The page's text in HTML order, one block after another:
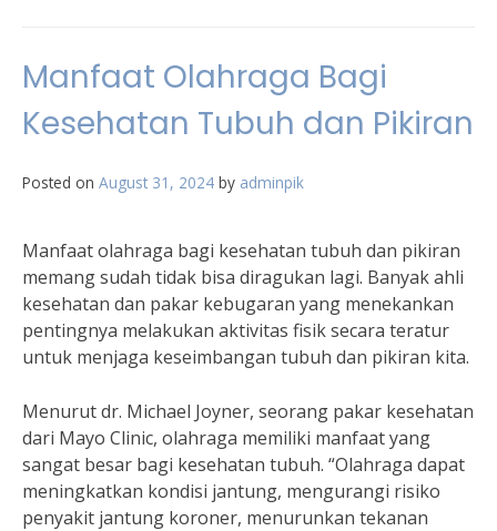
Manfaat Olahraga Bagi
Kesehatan Tubuh dan Pikiran
Posted on August 31, 2024 by adminpik
Manfaat olahraga bagi kesehatan tubuh dan pikiran
memang sudah tidak bisa diragukan lagi. Banyak ahli
kesehatan dan pakar kebugaran yang menekankan
pentingnya melakukan aktivitas fisik secara teratur
untuk menjaga keseimbangan tubuh dan pikiran kita.
Menurut dr. Michael Joyner, seorang pakar kesehatan
dari Mayo Clinic, olahraga memiliki manfaat yang
sangat besar bagi kesehatan tubuh. “Olahraga dapat
meningkatkan kondisi jantung, mengurangi risiko
penyakit jantung koroner, menurunkan tekanan